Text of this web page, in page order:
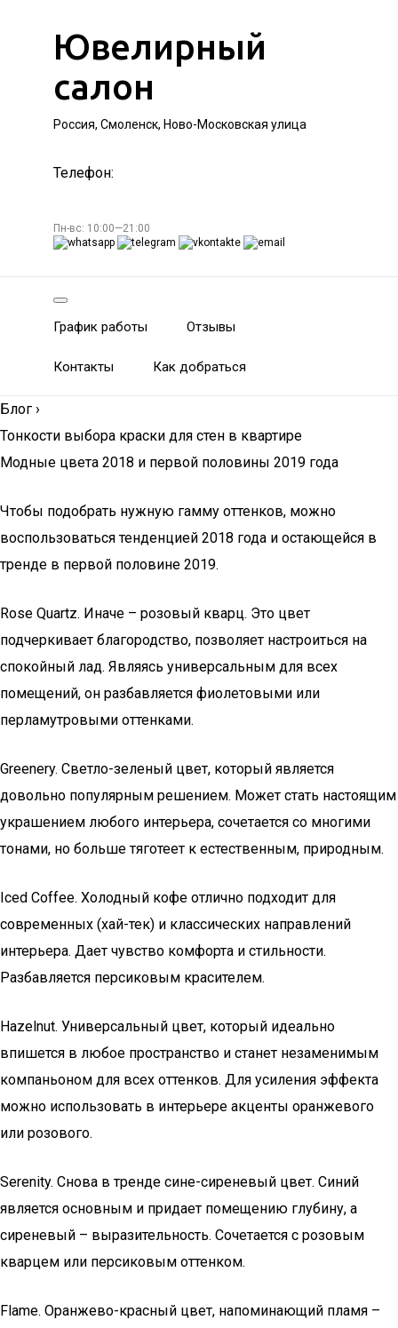
Ювелирный
салон
Россия, Смоленск, Ново-Московская улица
Телефон:
Пн-вс: 10:00—21:00
График работы Отзывы
Контакты Как добраться
Блог ›
Тонкости выбора краски для стен в квартире
Модные цвета 2018 и первой половины 2019 года
Чтобы подобрать нужную гамму оттенков, можно
воспользоваться тенденцией 2018 года и остающейся в
тренде в первой половине 2019.
Rose Quartz. Иначе – розовый кварц. Это цвет
подчеркивает благородство, позволяет настроиться на
спокойный лад. Являясь универсальным для всех
помещений, он разбавляется фиолетовыми или
перламутровыми оттенками.
Greenery. Светло-зеленый цвет, который является
довольно популярным решением. Может стать настоящим
украшением любого интерьера, сочетается со многими
тонами, но больше тяготеет к естественным, природным.
Iced Coffee. Холодный кофе отлично подходит для
современных (хай-тек) и классических направлений
интерьера. Дает чувство комфорта и стильности.
Разбавляется персиковым красителем.
Hazelnut. Универсальный цвет, который идеально
впишется в любое пространство и станет незаменимым
компаньоном для всех оттенков. Для усиления эффекта
можно использовать в интерьере акценты оранжевого
или розового.
Serenity. Снова в тренде сине-сиреневый цвет. Синий
является основным и придает помещению глубину, а
сиреневый – выразительность. Сочетается с розовым
кварцем или персиковым оттенком.
Flame. Оранжево-красный цвет, напоминающий пламя –